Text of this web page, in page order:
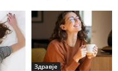
Здравје